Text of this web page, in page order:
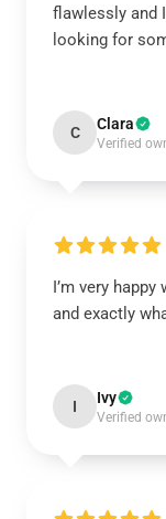
flawlessly and
looking for
C Clara
Verified
I’m very
and exactly
I Ivy
Verified